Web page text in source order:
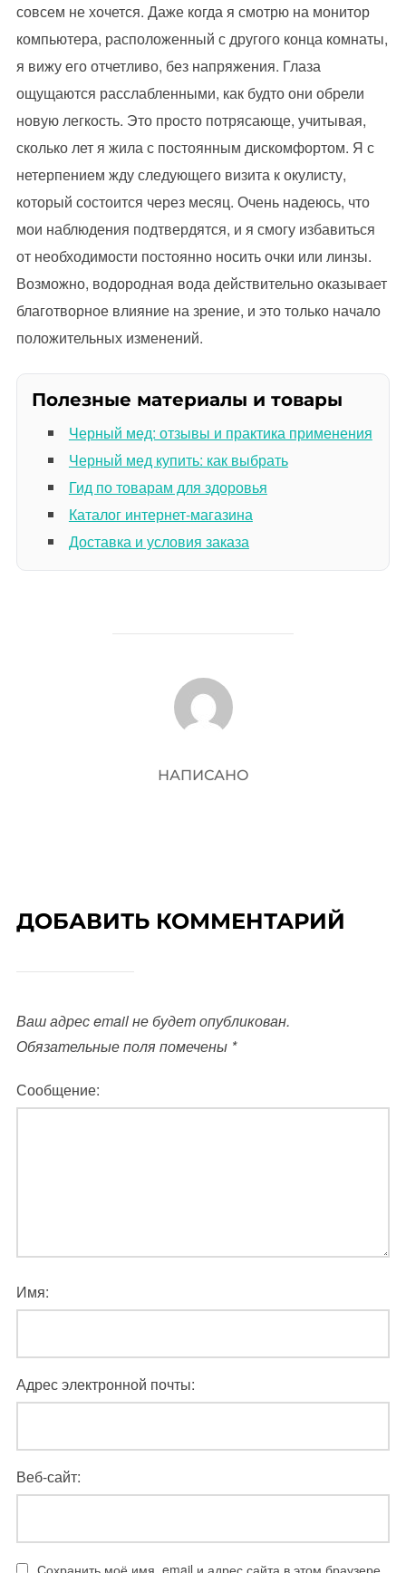
совсем не хочется. Даже когда я смотрю на монитор
компьютера, расположенный с другого конца комнаты,
я вижу его отчетливо, без напряжения. Глаза
ощущаются расслабленными, как будто они обрели
новую легкость. Это просто потрясающе, учитывая,
сколько лет я жила с постоянным дискомфортом. Я с
нетерпением жду следующего визита к окулисту,
который состоится через месяц. Очень надеюсь, что
мои наблюдения подтвердятся, и я смогу избавиться
от необходимости постоянно носить очки или линзы.
Возможно, водородная вода действительно оказывает
благотворное влияние на зрение, и это только начало
положительных изменений.
Полезные материалы и товары
Черный мед: отзывы и практика применения
Черный мед купить: как выбрать
Гид по товарам для здоровья
Каталог интернет-магазина
Доставка и условия заказа
АВТОР ЗАПИСИ
НАПИСАНО
ДОБАВИТЬ КОММЕНТАРИЙ
Ваш адрес email не будет опубликован.
Обязательные поля помечены *
Сообщение:
Имя:
Адрес электронной почты:
Веб-сайт: